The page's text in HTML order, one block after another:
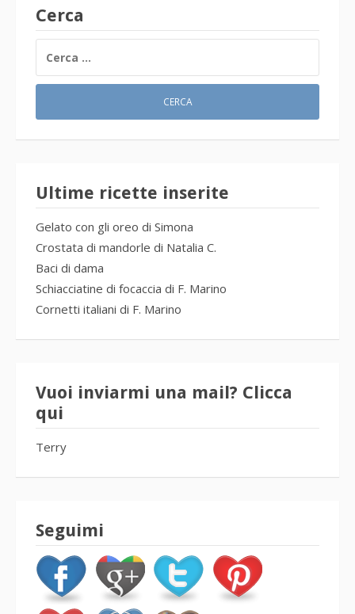
Cerca
PER:
Ultime ricette inserite
Gelato con gli oreo di Simona
Crostata di mandorle di Natalia C.
Baci di dama
Schiacciatine di focaccia di F. Marino
Cornetti italiani di F. Marino
Vuoi inviarmi una mail? Clicca
qui
Terry
Seguimi